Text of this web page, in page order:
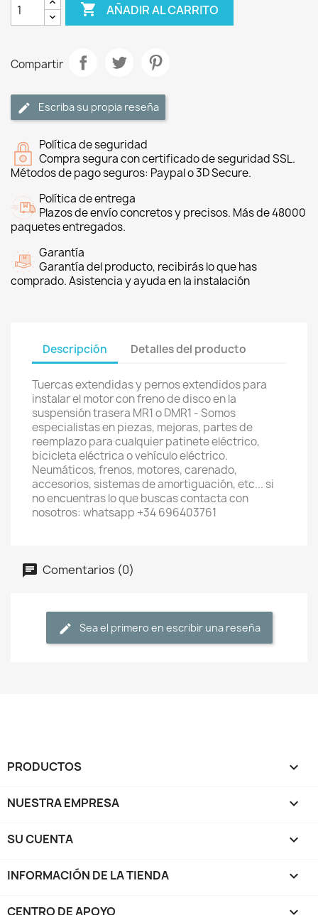
 AÑADIR AL CARRITO
Compartir
Escriba su propia reseña
Política de seguridad
Compra segura con certificado de seguridad SSL.
Métodos de pago seguros: Paypal o 3D Secure.
Política de entrega
Plazos de envío concretos y precisos. Más de 48000
paquetes entregados.
Garantía
Garantía del producto, recibirás lo que has
comprado. Asistencia y ayuda en la instalación
Descripción Detalles del producto
Tuercas extendidas y pernos extendidos para
instalar el motor con freno de disco en la
suspensión trasera MR1 o DMR1 - Somos
especialistas en piezas, mejoras, partes de
reemplazo para cualquier patinete eléctrico,
bicicleta eléctrica o vehículo eléctrico.
Neumáticos, frenos, motores, carenado,
accesorios, sistemas de amortiguación, etc... si
no encuentras lo que buscas contacta con
nosotros: whatsapp +34 696403761
Comentarios (0)
Sea el primero en escribir una reseña
PRODUCTOS 
NUESTRA EMPRESA 
SU CUENTA 
INFORMACIÓN DE LA TIENDA keyboard_arrow_down
CENTRO DE APOYO